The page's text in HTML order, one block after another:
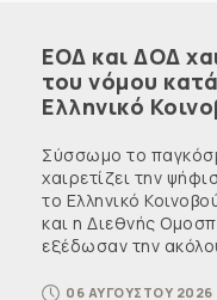
ΕΟΔ και ΔΟΔ
του νόμου
Ελληνικό
Σύσσωμο το
χαιρετίζει την
το Ελληνικό
και η Διεθνής
εξέδωσαν την
06 ΑΥΓΟΥΣΤΟΥ 2026